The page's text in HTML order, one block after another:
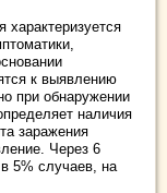
характеризуется
к выявлению
при обнаружении
наличия
заражения
Через 6
5% случаев, на